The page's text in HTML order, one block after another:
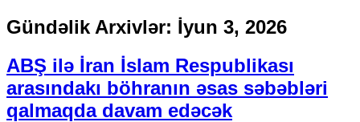
Gündəlik Arxivlər: İyun 3, 2026
ABŞ ilə İran İslam Respublikası
arasındakı böhranın əsas səbəbləri
qalmaqda davam edəcək